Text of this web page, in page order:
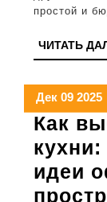
простой и
ЧИТАТЬ
Дек9
декабря
2025
099
2025
20259
Как
идеи